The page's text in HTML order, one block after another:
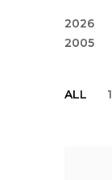
2026
2005
ALL